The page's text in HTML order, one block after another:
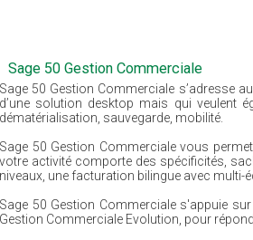
Sage 50 Gestion Commerciale
Sage 50 Gestion Commerciale s’adresse
d’une solution desktop mais qui veulent
dématérialisation, sauvegarde, mobilité.
Sage 50 Gestion Commerciale vous
votre activité comporte des spécificités,
niveaux, une facturation bilingue avec multi-
Sage 50 Gestion Commerciale s'appuie
Gestion Commerciale Evolution, pour